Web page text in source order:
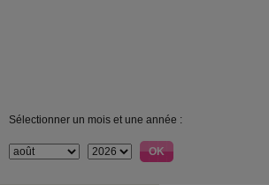
Sélectionner un mois et une année :